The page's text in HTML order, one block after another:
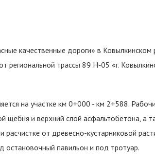
качественные дороги» в Ковылкинском
региональной трассы 89 Н-05 «г.
на участке км 0+000 - км 2+588.
и верхний слой асфальтобетона, а
от древесно-кустарниковой
павильон и под тротуар.